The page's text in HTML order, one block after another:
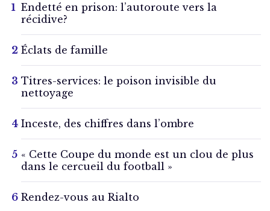
Endetté en prison: l’autoroute vers la
récidive?
Éclats de famille
Titres-services: le poison invisible du
nettoyage
Inceste, des chiffres dans l’ombre
« Cette Coupe du monde est un clou de plus
dans le cercueil du football »
Rendez-vous au Rialto